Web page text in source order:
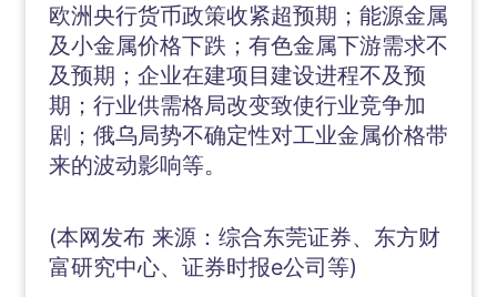
欧洲央行货币政策收紧超预期；能源金属
及小金属价格下跌；有色金属下游需求不
及预期；企业在建项目建设进程不及预
期；行业供需格局改变致使行业竞争加
剧；俄乌局势不确定性对工业金属价格带
来的波动影响等。
(本网发布 来源：综合东莞证券、东方财
富研究中心、证券时报e公司等)